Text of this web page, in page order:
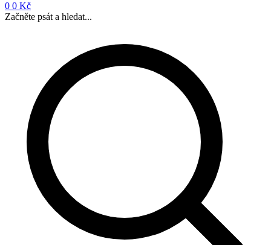
0 0 Kč
Začněte psát a hledat...